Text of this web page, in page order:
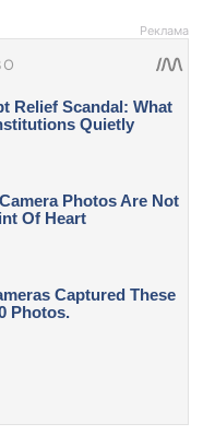
Реклама